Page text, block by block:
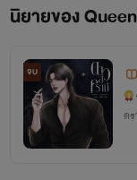
นิยายของ
จบ
ด